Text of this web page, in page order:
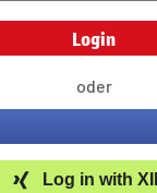
oder
Log in with